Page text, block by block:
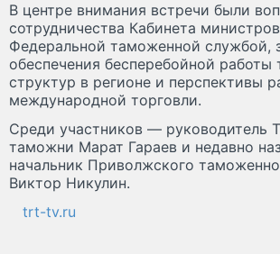
В центре внимания встречи были
сотрудничества Кабинета
Федеральной таможенной службой,
обеспечения бесперебойной
структур в регионе и перспективы
международной торговли.
Среди участников — руководитель
таможни Марат Гараев и недавно
начальник Приволжского
Виктор Никулин.
trt-tv.ru